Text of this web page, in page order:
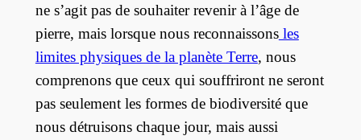
ne s’agit pas de souhaiter revenir à l’âge de
pierre, mais lorsque nous reconnaissonsles
limites physiques de la planète Terre, nous
comprenons que ceux qui souffriront ne seront
pas seulement les formes de biodiversité que
nous détruisons chaque jour, mais aussi